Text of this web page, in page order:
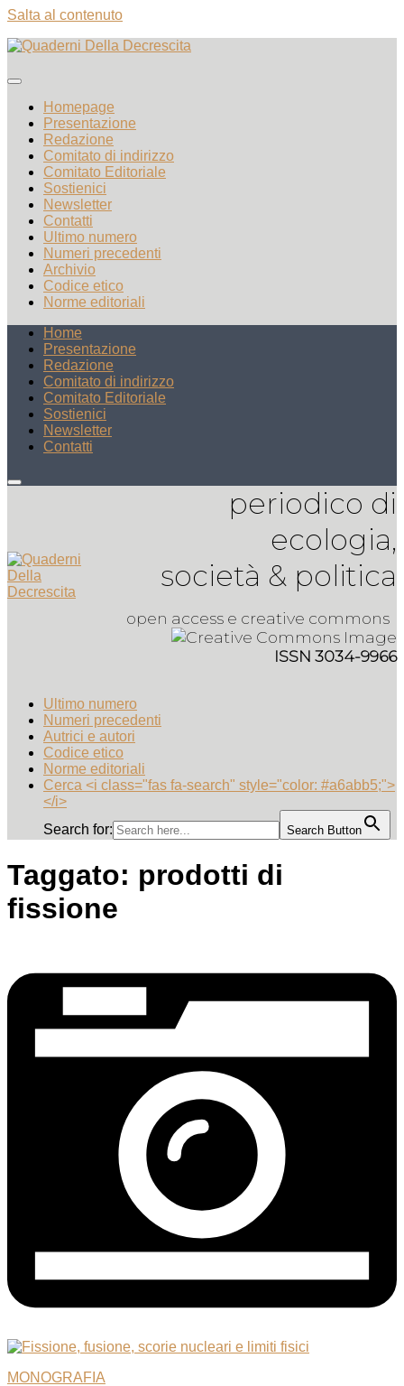
Salta al contenuto
Homepage
Presentazione
Redazione
Comitato di indirizzo
Comitato Editoriale
Sostienici
Newsletter
Contatti
Ultimo numero
Numeri precedenti
Archivio
Codice etico
Norme editoriali
Home
Presentazione
Redazione
Comitato di indirizzo
Comitato Editoriale
Sostienici
Newsletter
Contatti
periodico di
ecologia,
società & politica
open access e creative commons
ISSN 3034-9966
Ultimo numero
Numeri precedenti
Autrici e autori
Codice etico
Norme editoriali
Cerca <i class="fas fa-search" style="color: #a6abb5;">
</i>
Search for:
Search Button
Taggato: prodotti di
fissione
MONOGRAFIA